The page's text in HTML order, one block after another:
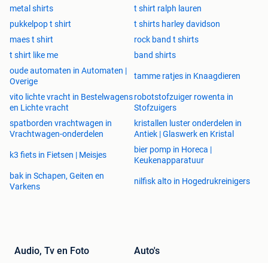
metal shirts
t shirt ralph lauren
pukkelpop t shirt
t shirts harley davidson
maes t shirt
rock band t shirts
t shirt like me
band shirts
oude automaten in Automaten |
Overige
tamme ratjes in Knaagdieren
vito lichte vracht in Bestelwagens
en Lichte vracht
robotstofzuiger rowenta in
Stofzuigers
spatborden vrachtwagen in
Vrachtwagen-onderdelen
kristallen luster onderdelen in
Antiek | Glaswerk en Kristal
k3 fiets in Fietsen | Meisjes
bier pomp in Horeca |
Keukenapparatuur
bak in Schapen, Geiten en
Varkens
nilfisk alto in Hogedrukreinigers
Audio, Tv en Foto Auto's